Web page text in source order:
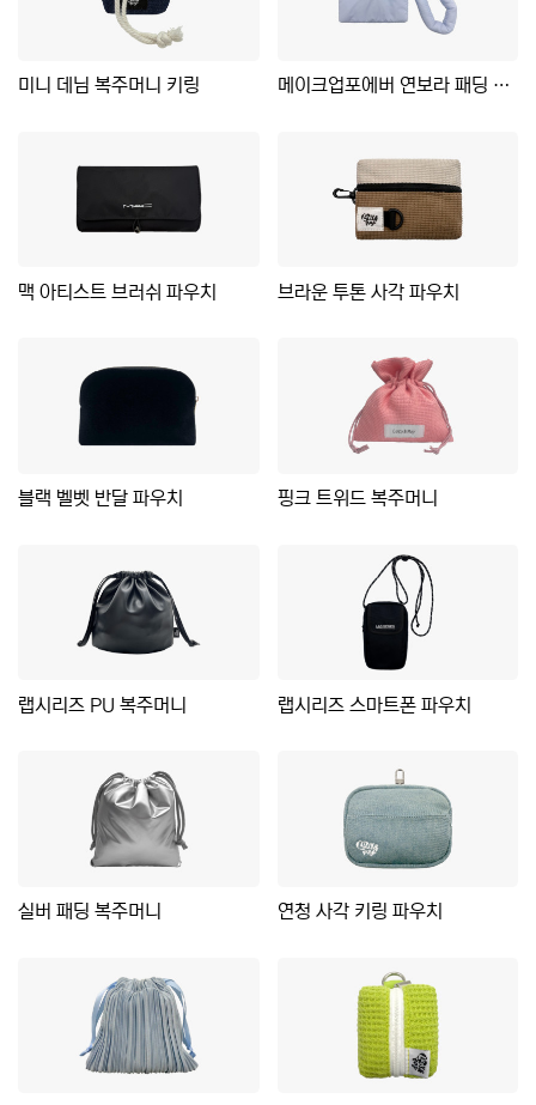
미니 데님 복주머니 키링 메이크업포에버 연보라 패딩 파우치
맥 아티스트 브러쉬 파우치 브라운 투톤 사각 파우치
블랙 벨벳 반달 파우치 핑크 트위드 복주머니
랩시리즈 PU 복주머니 랩시리즈 스마트폰 파우치
실버 패딩 복주머니 연청 사각 키링 파우치